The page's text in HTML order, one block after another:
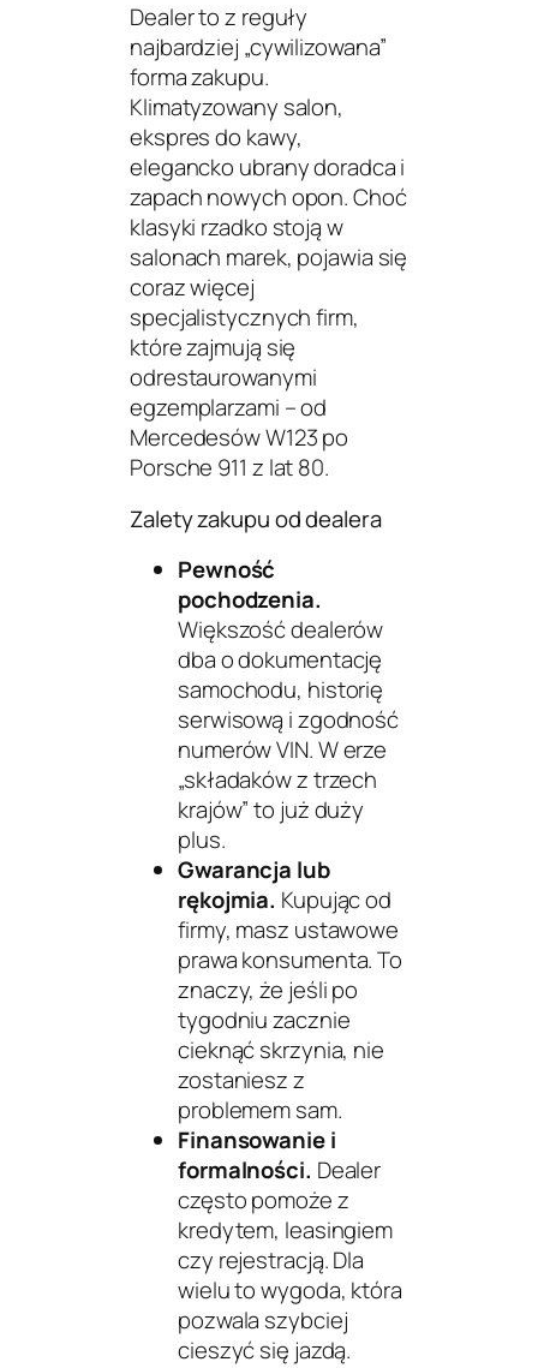
Dealer to z reguły
najbardziej „cywilizowana”
forma zakupu.
Klimatyzowany salon,
ekspres do kawy,
elegancko ubrany doradca i
zapach nowych opon. Choć
klasyki rzadko stoją w
salonach marek, pojawia się
coraz więcej
specjalistycznych firm,
które zajmują się
odrestaurowanymi
egzemplarzami – od
Mercedesów W123 po
Porsche 911 z lat 80.
Zalety zakupu od dealera
Pewność
pochodzenia.
Większość dealerów
dba o dokumentację
samochodu, historię
serwisową i zgodność
numerów VIN. W erze
„składaków z trzech
krajów” to już duży
plus.
Gwarancja lub
rękojmia. Kupując od
firmy, masz ustawowe
prawa konsumenta. To
znaczy, że jeśli po
tygodniu zacznie
cieknąć skrzynia, nie
zostaniesz z
problemem sam.
Finansowanie i
formalności. Dealer
często pomoże z
kredytem, leasingiem
czy rejestracją. Dla
wielu to wygoda, która
pozwala szybciej
cieszyć się jazdą.